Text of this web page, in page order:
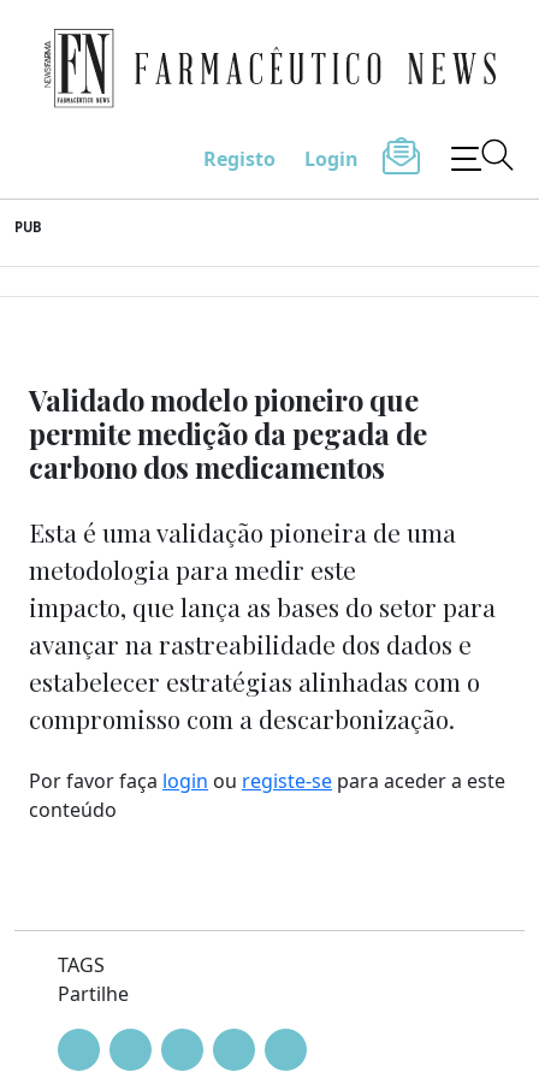
to
content
Farmacêutico News
Registo Login
PUB
Validado modelo pioneiro que
permite medição da pegada de
carbono dos medicamentos
Esta é uma validação pioneira de uma
metodologia para medir este
impacto, que lança as bases do setor para
avançar na rastreabilidade dos dados e
estabelecer estratégias alinhadas com o
compromisso com a descarbonização.
Por favor faça login ou registe-se para aceder a este
conteúdo
TAGS
Partilhe